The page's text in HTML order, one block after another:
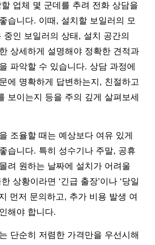
업체 몇 군데를 추려 전화 상담을
습니다. 이때, 설치할 보일러의 모
중인 보일러의 상태, 설치 공간의
상세하게 설명해야 정확한 견적과
파악할 수 있습니다. 상담 과정에
에 명확하게 답변하는지, 친절하고
보이는지 등을 주의 깊게 살펴보세
조율할 때는 예상보다 여유 있게
습니다. 특히 성수기나 주말, 공휴
려 원하는 날짜에 설치가 어려울
상황이라면 ‘긴급 출장’이나 ‘당일
먼저 문의하고, 추가 비용 발생 여
해야 합니다.
단순히 저렴한 가격만을 우선시해